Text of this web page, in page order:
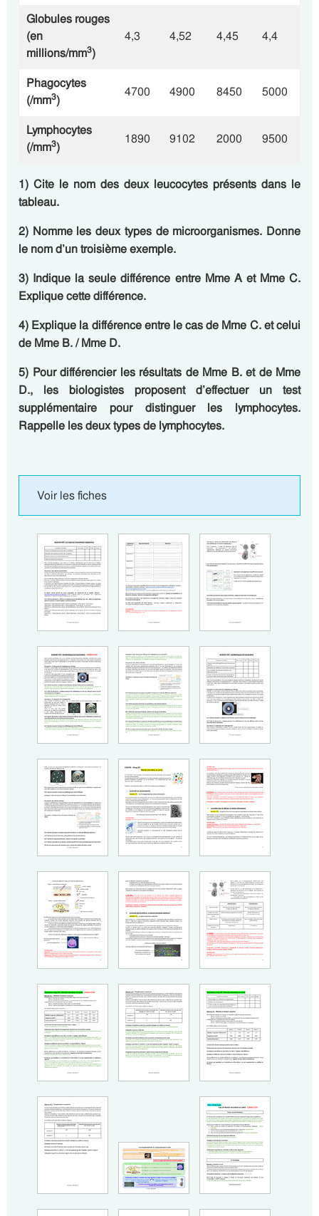
Globules rouges
(en
millions/mm3)
4,3 4,52 4,45 4,4
Phagocytes
(/mm3)
4700 4900 8450 5000
Lymphocytes
(/mm3)
1890 9102 2000 9500
1) Cite le nom des deux leucocytes présents dans le
tableau.
2) Nomme les deux types de microorganismes. Donne
le nom d’un troisième exemple.
3) Indique la seule différence entre Mme A et Mme C.
Explique cette différence.
4) Explique la différence entre le cas de Mme C. et celui
de Mme B. / Mme D.
5) Pour différencier les résultats de Mme B. et de Mme
D., les biologistes proposent d’effectuer un test
supplémentaire pour distinguer les lymphocytes.
Rappelle les deux types de lymphocytes.
Voir les fiches